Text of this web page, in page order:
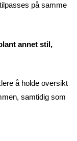
på samme
annet stil,
å holde oversikt
samtidig som